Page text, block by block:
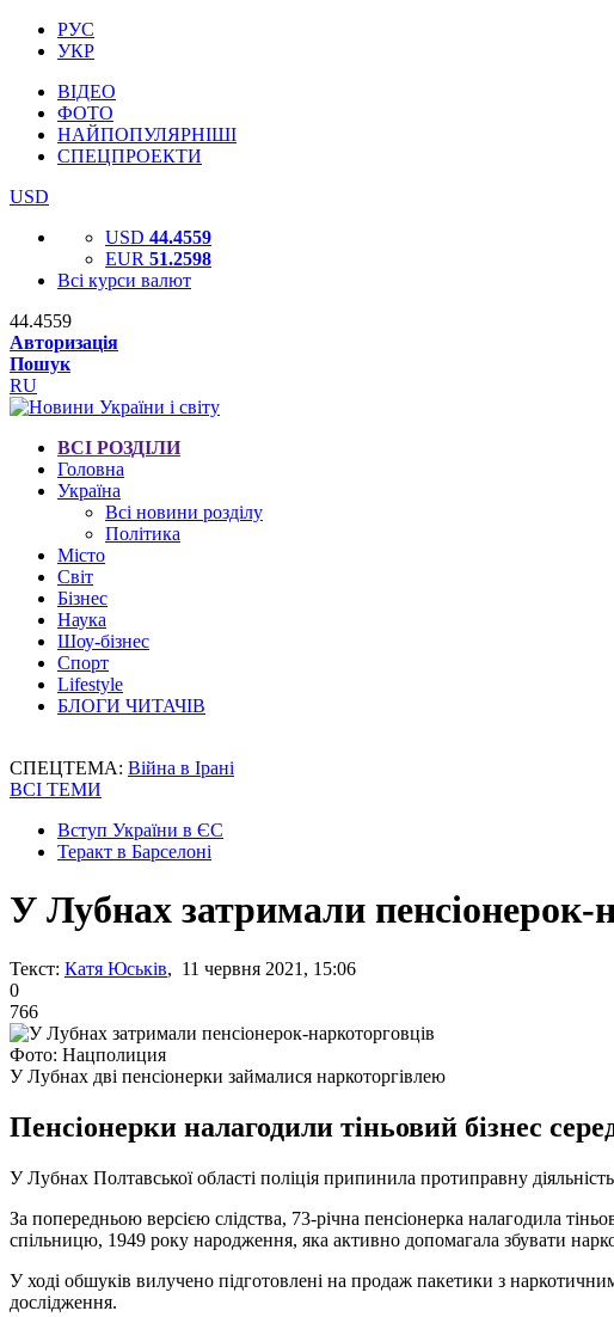
РУС
УКР
ВІДЕО
ФОТО
НАЙПОПУЛЯРНІШІ
СПЕЦПРОЕКТИ
USD
USD 44.4559
EUR 51.2598
Всі курси валют
44.4559
Авторизація
Пошук
RU
ВСІ РОЗДІЛИ
Головна
Україна
Всі новини розділу
Політика
Місто
Світ
Бізнес
Наука
Шоу-бізнес
Спорт
Lifestyle
БЛОГИ ЧИТАЧІВ
СПЕЦТЕМА: Війна в Ірані
ВСІ ТЕМИ
Вступ України в ЄС
Теракт в Барселоні
У Лубнах затримали пенсіонерок-
Текст: Катя Юськів, 11 червня 2021, 15:06
0
766
Фото: Нацполиция
У Лубнах дві пенсіонерки займалися наркоторгівлею
Пенсіонерки налагодили тіньовий бізнес
У Лубнах Полтавської області поліція припинила протиправну
За попередньою версією слідства, 73-річна пенсіонерка налагодила
спільницю, 1949 року народження, яка активно допомагала збувати
У ході обшуків вилучено підготовлені на продаж пакетики з
дослідження.